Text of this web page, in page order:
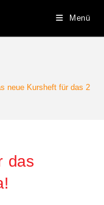
Menü
neue Kursheft für das
das